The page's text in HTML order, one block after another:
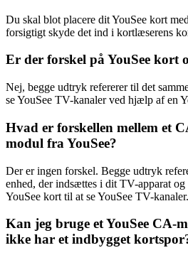
Du skal blot placere dit YouSee kort
forsigtigt skyde det ind i kortlæserens
Er der forskel på YouSee kort
Nej, begge udtryk refererer til det
se YouSee TV-kanaler ved hjælp af en
Hvad er forskellen mellem et
modul fra YouSee?
Der er ingen forskel. Begge udtryk
enhed, der indsættes i dit TV-apparat og
YouSee kort til at se YouSee TV-kanaler.
Kan jeg bruge et YouSee CA-
ikke har et indbygget